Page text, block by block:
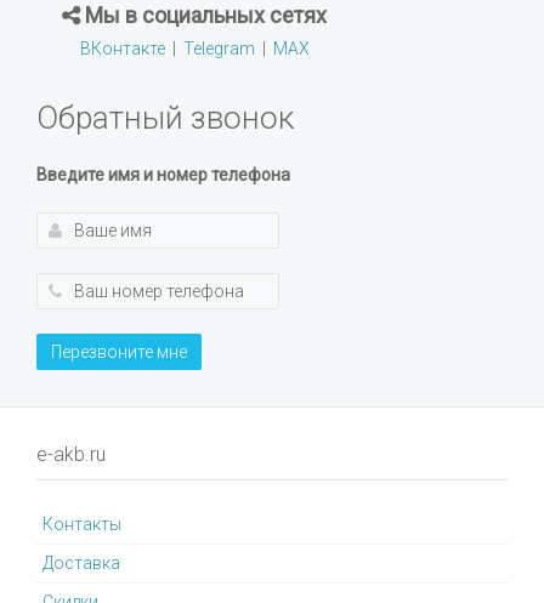
Мы в социальных сетях
ВКонтакте| Telegram | MAX
Обратный звонок
Введите имя и номер телефона
Перезвоните мне
e-akb.ru
Контакты
Доставка